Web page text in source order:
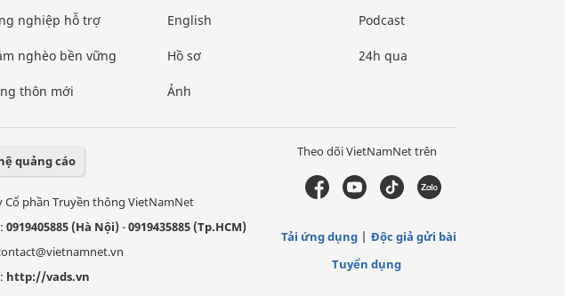
nghiệp hỗ trợ
nghèo bền vững
thôn mới
English
Hồ sơ
Ảnh
Podcast
24h qua
quảng cáo
Cổ phần Truyền thông VietNamNet
0919405885 (Hà Nội)-0919435885 (Tp.HCM)
http://vads.vn
Theo dõi VietNamNet trên
Tải ứng dụng
Độc giả gửi bài
Tuyển dụng